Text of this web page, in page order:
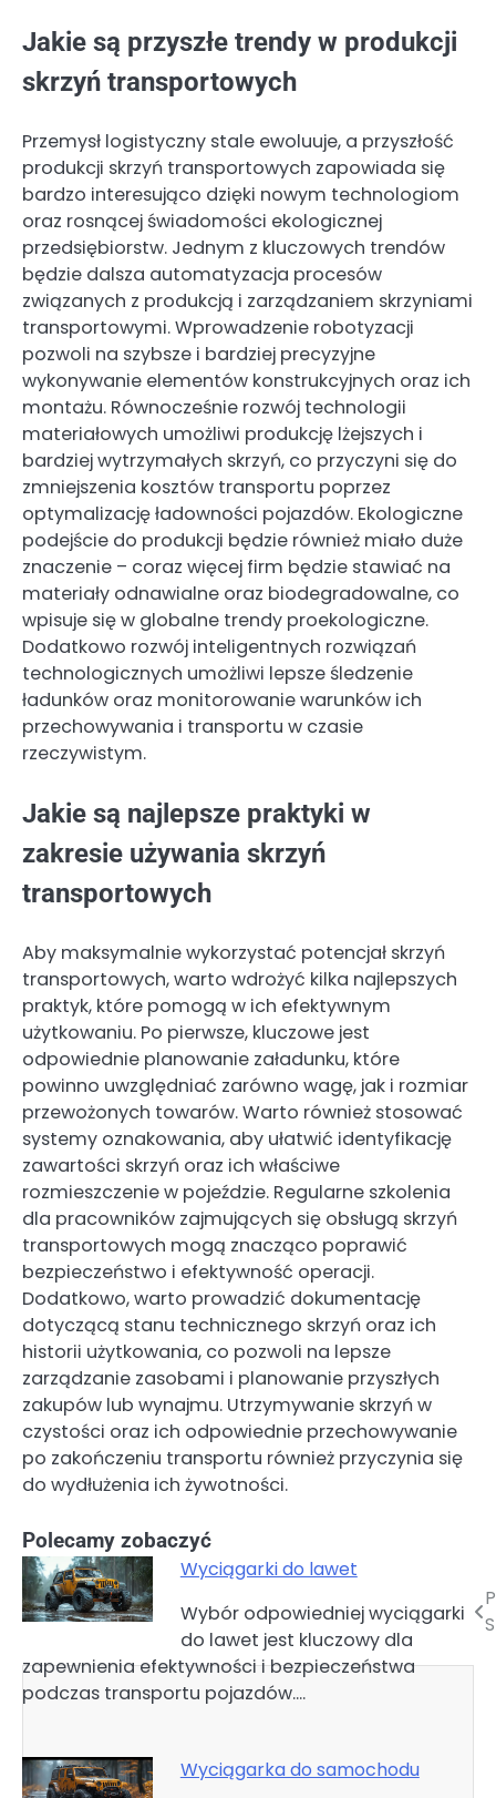
Jakie są przyszłe trendy w produkcji
skrzyń transportowych
Przemysł logistyczny stale ewoluuje, a przyszłość
produkcji skrzyń transportowych zapowiada się
bardzo interesująco dzięki nowym technologiom
oraz rosnącej świadomości ekologicznej
przedsiębiorstw. Jednym z kluczowych trendów
będzie dalsza automatyzacja procesów
związanych z produkcją i zarządzaniem skrzyniami
transportowymi. Wprowadzenie robotyzacji
pozwoli na szybsze i bardziej precyzyjne
wykonywanie elementów konstrukcyjnych oraz ich
montażu. Równocześnie rozwój technologii
materiałowych umożliwi produkcję lżejszych i
bardziej wytrzymałych skrzyń, co przyczyni się do
zmniejszenia kosztów transportu poprzez
optymalizację ładowności pojazdów. Ekologiczne
podejście do produkcji będzie również miało duże
znaczenie – coraz więcej firm będzie stawiać na
materiały odnawialne oraz biodegradowalne, co
wpisuje się w globalne trendy proekologiczne.
Dodatkowo rozwój inteligentnych rozwiązań
technologicznych umożliwi lepsze śledzenie
ładunków oraz monitorowanie warunków ich
przechowywania i transportu w czasie
rzeczywistym.
Jakie są najlepsze praktyki w
zakresie używania skrzyń
transportowych
Aby maksymalnie wykorzystać potencjał skrzyń
transportowych, warto wdrożyć kilka najlepszych
praktyk, które pomogą w ich efektywnym
użytkowaniu. Po pierwsze, kluczowe jest
odpowiednie planowanie załadunku, które
powinno uwzględniać zarówno wagę, jak i rozmiar
przewożonych towarów. Warto również stosować
systemy oznakowania, aby ułatwić identyfikację
zawartości skrzyń oraz ich właściwe
rozmieszczenie w pojeździe. Regularne szkolenia
dla pracowników zajmujących się obsługą skrzyń
transportowych mogą znacząco poprawić
bezpieczeństwo i efektywność operacji.
Dodatkowo, warto prowadzić dokumentację
dotyczącą stanu technicznego skrzyń oraz ich
historii użytkowania, co pozwoli na lepsze
zarządzanie zasobami i planowanie przyszłych
zakupów lub wynajmu. Utrzymywanie skrzyń w
czystości oraz ich odpowiednie przechowywanie
po zakończeniu transportu również przyczynia się
do wydłużenia ich żywotności.
Polecamy zobaczyć
Wyciągarki do lawet
Wybór odpowiedniej wyciągarki
do lawet jest kluczowy dla
zapewnienia efektywności i bezpieczeństwa
podczas transportu pojazdów.…
Wyciągarka do samochodu
Nawigacja